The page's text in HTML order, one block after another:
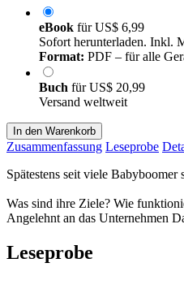
eBook fürUS$ 6,99
Sofort herunterladen. Inkl.
Format: PDF – für alle
Buch fürUS$ 20,99
Versand weltweit
In den Warenkorb
Zusammenfassung Leseprobe
Spätestens seit viele
Was sind ihre Ziele? Wie
Angelehnt an das Unternehmen
Leseprobe